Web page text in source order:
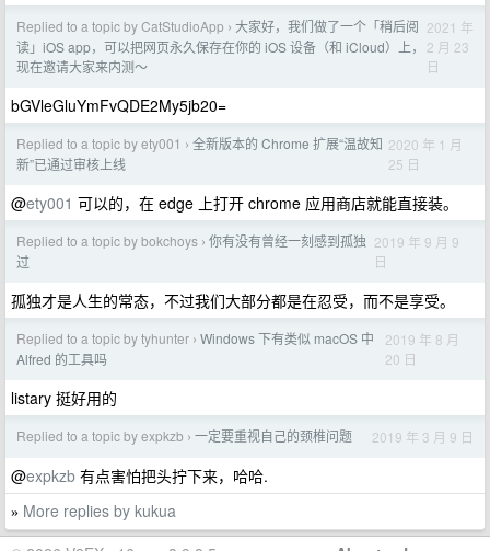
Replied to a topic by CatStudioApp › 大家好，我们做了一个「稍后阅
读」iOS app，可以把网页永久保存在你的 iOS 设备（和 iCloud）上，
现在邀请大家来内测～
2021 年
2 月 23
日
bGVleGluYmFvQDE2My5jb20=
Replied to a topic by ety001 › 全新版本的 Chrome 扩展“温故知
新”已通过审核上线
2020 年 1 月
25 日
@ety001 可以的，在 edge 上打开 chrome 应用商店就能直接装。
Replied to a topic by bokchoys › 你有没有曾经一刻感到孤独
过
2019 年 9 月 9
日
孤独才是人生的常态，不过我们大部分都是在忍受，而不是享受。
Replied to a topic by tyhunter › Windows 下有类似 macOS 中
Alfred 的工具吗
2019 年 8 月
20 日
listary 挺好用的
Replied to a topic by expkzb › 一定要重视自己的颈椎问题 2019 年 3 月 9 日
@expkzb 有点害怕把头拧下来，哈哈.
» More replies by kukua